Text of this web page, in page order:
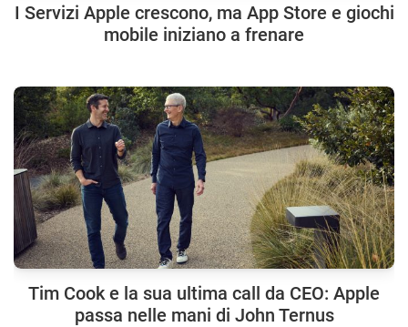
I Servizi Apple crescono, ma App Store e giochi
mobile iniziano a frenare
Tim Cook e la sua ultima call da CEO: Apple
passa nelle mani di John Ternus